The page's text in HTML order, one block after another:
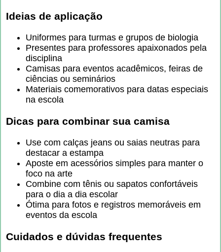
Ideias de aplicação
Uniformes para turmas e grupos de biologia
Presentes para professores apaixonados pela
disciplina
Camisas para eventos acadêmicos, feiras de
ciências ou seminários
Materiais comemorativos para datas especiais
na escola
Dicas para combinar sua camisa
Use com calças jeans ou saias neutras para
destacar a estampa
Aposte em acessórios simples para manter o
foco na arte
Combine com tênis ou sapatos confortáveis
para o dia a dia escolar
Ótima para fotos e registros memoráveis em
eventos da escola
Cuidados e dúvidas frequentes